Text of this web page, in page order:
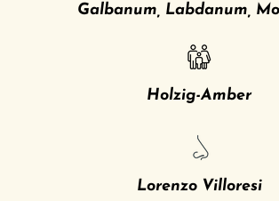
Galbanum, Labdanum,
Holzig-Amber
Lorenzo Villoresi